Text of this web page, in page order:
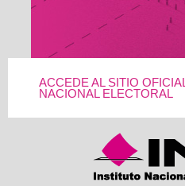
ACCEDE AL SITIO
NACIONAL ELECTORAL